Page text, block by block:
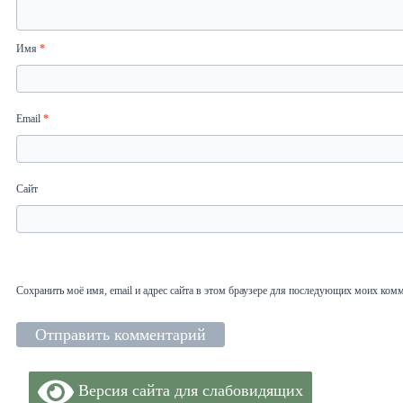
Имя*
Email*
Сайт
Сохранить моё имя, email и адрес сайта в этом браузере для последующих моих
Версия сайта для слабовидящих